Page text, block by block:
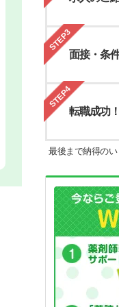
STEP3
面接・条
STEP4
転職成功
最後まで納得のい